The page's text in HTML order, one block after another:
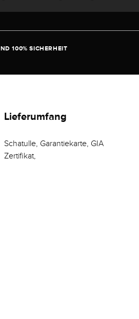
100% SICHERHEIT
Lieferumfang
Schatulle, Garantiekarte, GIA
Zertifikat,